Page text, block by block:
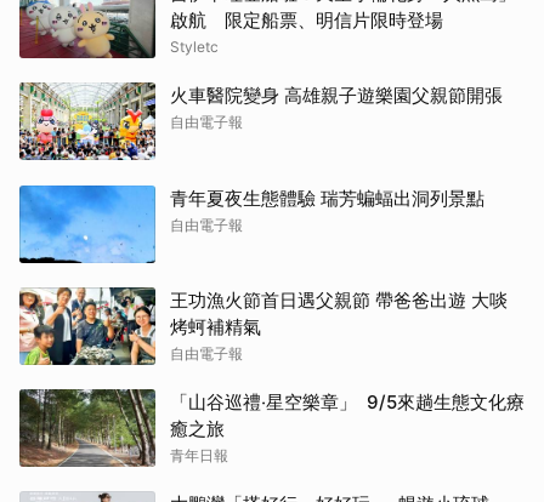
啟航 限定船票、明信片限時登場
Styletc
火車醫院變身 高雄親子遊樂園父親節開張
自由電子報
青年夏夜生態體驗 瑞芳蝙蝠出洞列景點
自由電子報
王功漁火節首日遇父親節 帶爸爸出遊 大啖
烤蚵補精氣
自由電子報
「山谷巡禮‧星空樂章」 9/5來趟生態文化療
癒之旅
青年日報